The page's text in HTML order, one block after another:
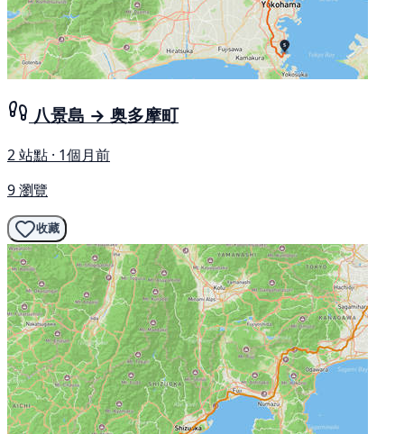
八景島 → 奥多摩町
2 站點 · 1個月前
9 瀏覽
收藏